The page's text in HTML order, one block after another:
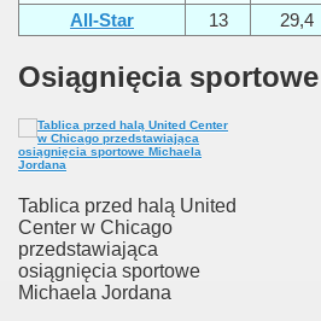
All-Star
13 29,4
Osiągnięcia sportowe
Tablica przed halą United
Center w Chicago
przedstawiająca
osiągnięcia sportowe
Michaela Jordana